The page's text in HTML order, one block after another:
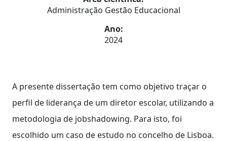
Administração Gestão Educacional
Ano:
2024
A presente dissertação tem como objetivo traçar o
perfil de liderança de um diretor escolar, utilizando a
metodologia de jobshadowing. Para isto, foi
escolhido um caso de estudo no concelho de Lisboa.